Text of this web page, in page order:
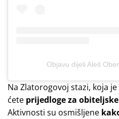
Objavu dijeli Aleš
Na Zlatorogovoj stazi, koja
ćete prijedloge za
Aktivnosti su osmišljene